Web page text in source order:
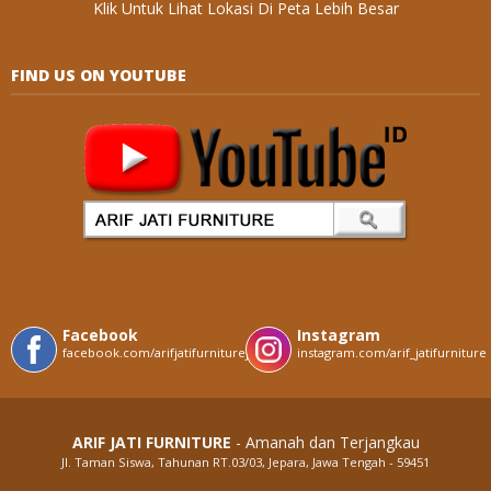
Klik Untuk Lihat Lokasi Di Peta Lebih Besar
FIND US ON YOUTUBE
Facebook
facebook.com/arifjatifurniturejepara
Instagram
instagram.com/arif_jatifurniture
ARIF JATI FURNITURE - Amanah dan Terjangkau
Jl. Taman Siswa, Tahunan RT.03/03, Jepara, Jawa Tengah - 59451